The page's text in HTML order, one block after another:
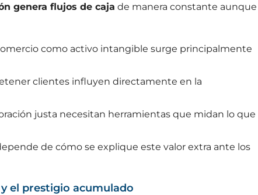
genera flujos de caja de manera constante aunque
como activo intangible surge principalmente
clientes influyen directamente en la
justa necesitan herramientas que midan lo que
de cómo se explique este valor extra ante los
el prestigio acumulado